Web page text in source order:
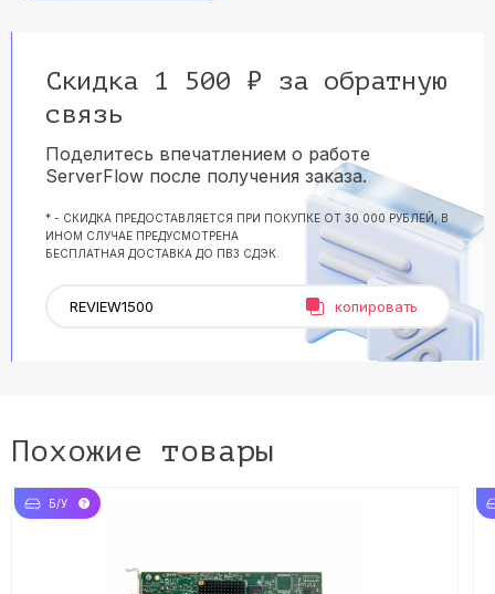
Скидка 1 500 ₽ за обратную
связь
Поделитесь впечатлением о работе
ServerFlow после получения заказа.
* - СКИДКА ПРЕДОСТАВЛЯЕТСЯ ПРИ ПОКУПКЕ ОТ 30 000 РУБЛЕЙ, В
ИНОМ СЛУЧАЕ ПРЕДУСМОТРЕНА
БЕСПЛАТНАЯ ДОСТАВКА ДО ПВЗ СДЭК.
копировать
Похожие товары
Б/У